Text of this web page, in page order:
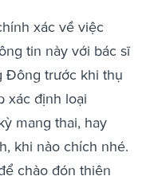
xác về việc
tin này với bác sĩ
Đông trước khi thụ
xác định loại
mang thai, hay
khi nào chích nhé.
chào đón thiên